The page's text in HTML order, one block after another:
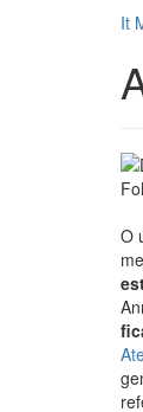
It
O